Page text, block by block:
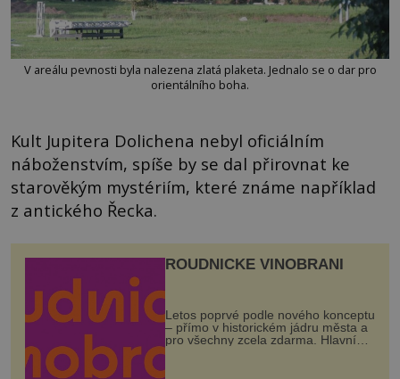
V areálu pevnosti byla nalezena zlatá plaketa. Jednalo se o dar pro
orientálního boha.
Kult Jupitera Dolichena nebyl oficiálním
náboženstvím, spíše by se dal přirovnat ke
starověkým mystériím, které známe například
z antického Řecka.
ROUDNICKÉ VINOBRANÍ
Letos poprvé podle nového konceptu
– přímo v historickém jádru města a
pro všechny zcela zdarma. Hlavní
program se odehraje na Karlově a